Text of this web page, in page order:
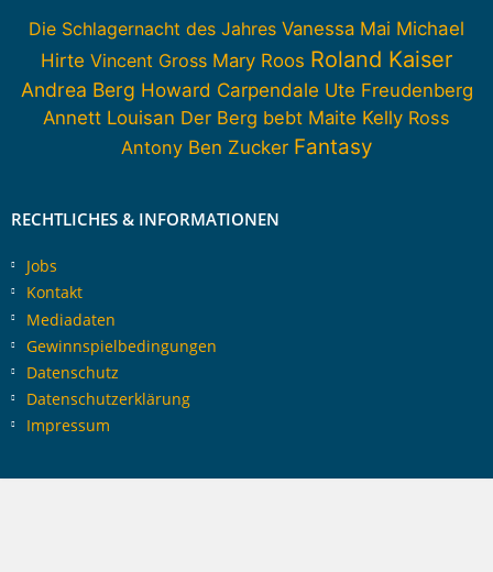
Die Schlagernacht des Jahres Vanessa Mai Michael
Hirte Vincent Gross Mary Roos Roland Kaiser
Andrea Berg Howard Carpendale Ute Freudenberg
Annett Louisan Der Berg bebt Maite Kelly Ross
Antony Ben Zucker Fantasy
RECHTLICHES & INFORMATIONEN
Jobs
Kontakt
Mediadaten
Gewinnspielbedingungen
Datenschutz
Datenschutzerklärung
Impressum